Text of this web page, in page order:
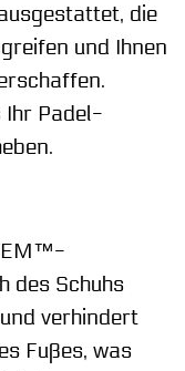
die
und Ihnen
Ihr Padel-
des Schuhs
verhindert
Fußes, was